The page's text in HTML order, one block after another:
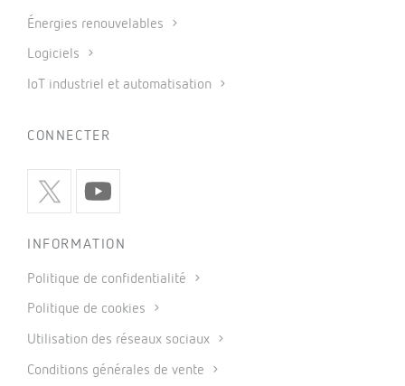
Énergies renouvelables
Logiciels
IoT industriel et automatisation
CONNECTER
INFORMATION
Politique de confidentialité
Politique de cookies
Utilisation des réseaux sociaux
Conditions générales de vente